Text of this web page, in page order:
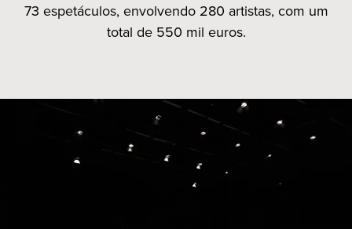
73 espetáculos, envolvendo 280 artistas, com um
total de 550 mil euros.